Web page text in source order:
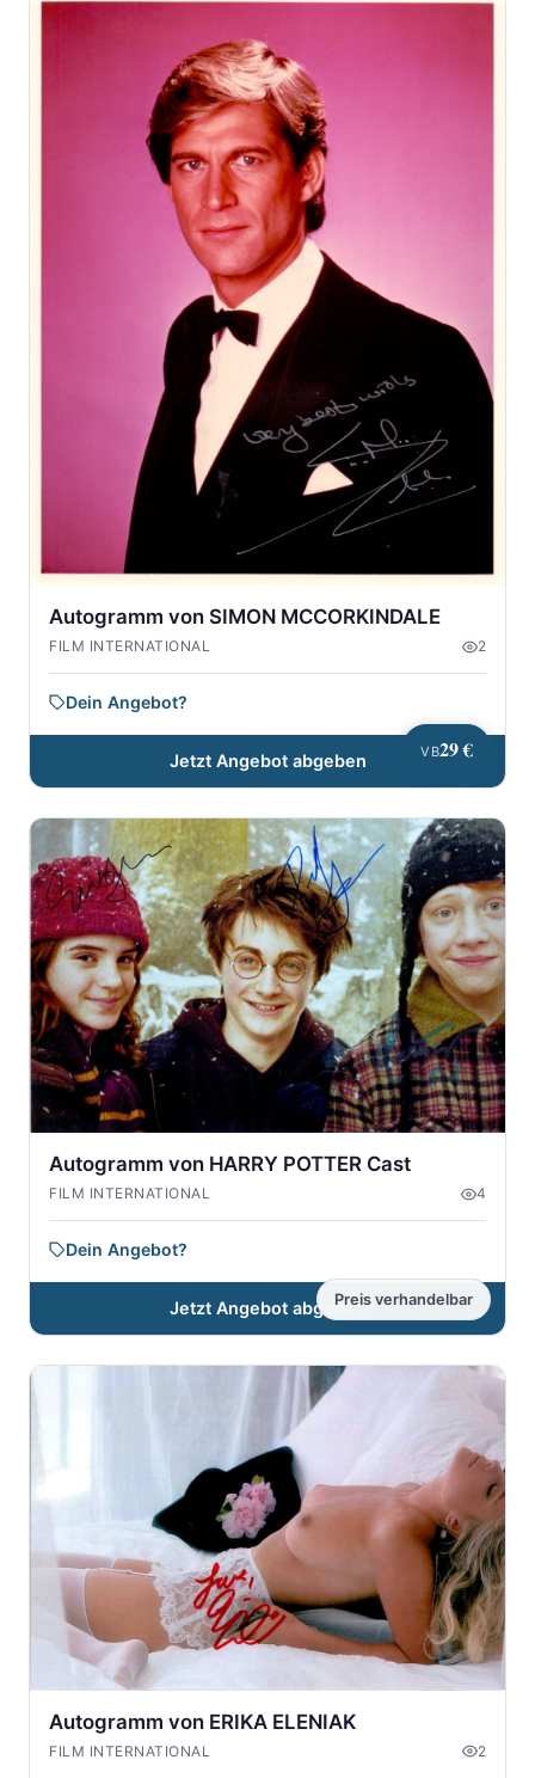
VB29 €
Autogramm von SIMON MCCORKINDALE
FILM INTERNATIONAL 2
Dein Angebot?
Jetzt Angebot abgeben
Preis verhandelbar
Autogramm von HARRY POTTER Cast
FILM INTERNATIONAL 4
Dein Angebot?
Jetzt Angebot abgeben
Autogramm von ERIKA ELENIAK
FILM INTERNATIONAL 2